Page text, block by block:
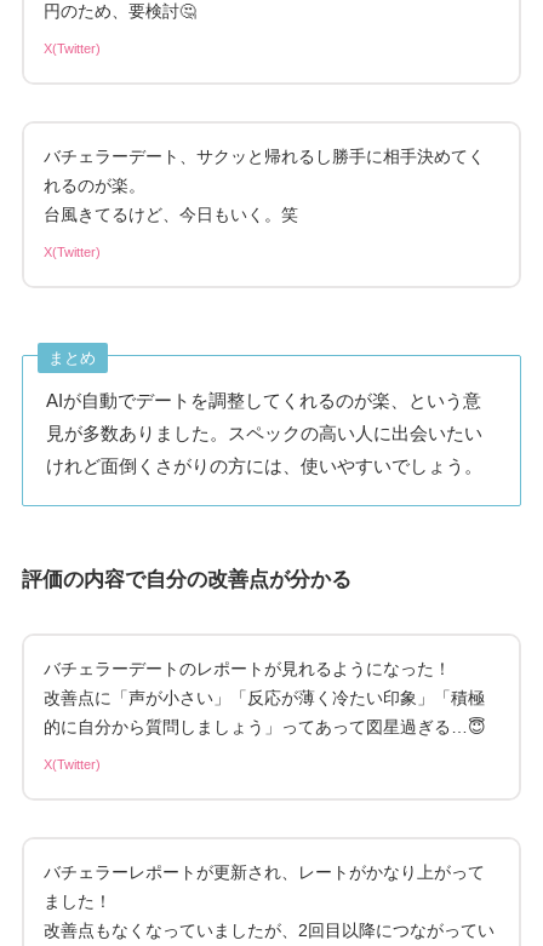
円のため、要検討🤔
X(Twitter)
バチェラーデート、サクッと帰れるし勝手に相手決めてく
れるのが楽。
台風きてるけど、今日もいく。笑
X(Twitter)
まとめ
AIが自動でデートを調整してくれるのが楽、という意
見が多数ありました。スペックの高い人に出会いたい
けれど面倒くさがりの方には、使いやすいでしょう。
評価の内容で自分の改善点が分かる
バチェラーデートのレポートが見れるようになった！
改善点に「声が小さい」「反応が薄く冷たい印象」「積極
的に自分から質問しましょう」ってあって図星過ぎる…😇
X(Twitter)
バチェラーレポートが更新され、レートがかなり上がって
ました！
改善点もなくなっていましたが、2回目以降につながってい